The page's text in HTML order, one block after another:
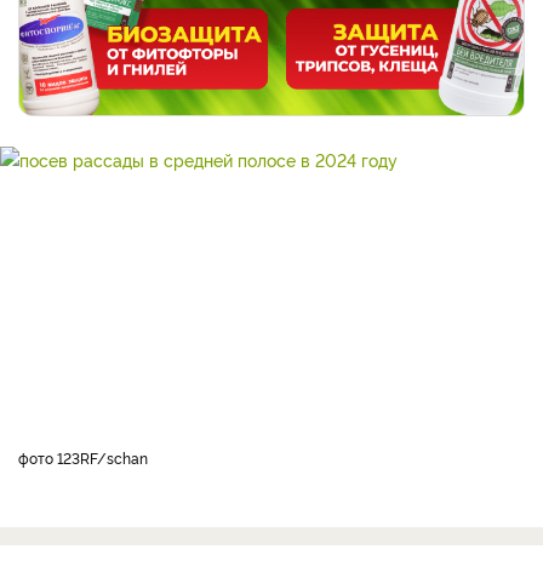
фото 123RF/schan